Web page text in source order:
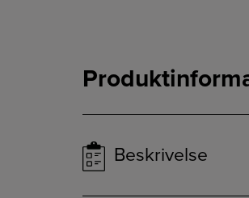
Beskrivelse